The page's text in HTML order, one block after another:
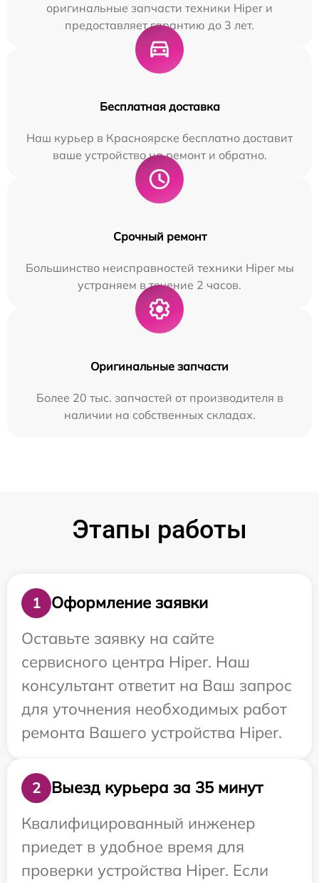
оригинальные запчасти техники Hiper и
предоставляет гарантию до 3 лет.
Бесплатная доставка
Наш курьер в Красноярске бесплатно доставит
ваше устройство на ремонт и обратно.
Срочный ремонт
Большинство неисправностей техники Hiper мы
устраняем в течение 2 часов.
Оригинальные запчасти
Более 20 тыс. запчастей от производителя в
наличии на собственных складах.
Этапы работы
1
Оформление заявки
Оставьте заявку на сайте
сервисного центра Hiper. Наш
консультант ответит на Ваш запрос
для уточнения необходимых работ
ремонта Вашего устройства Hiper.
2
Выезд курьера за 35 минут
Квалифицированный инженер
приедет в удобное время для
проверки устройства Hiper. Если